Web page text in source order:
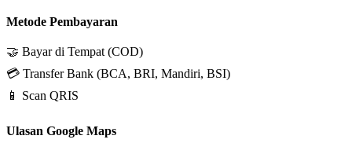
Metode Pembayaran
🤝 Bayar di Tempat (COD)
💳 Transfer Bank (BCA, BRI, Mandiri, BSI)
📱 Scan QRIS
Ulasan Google Maps